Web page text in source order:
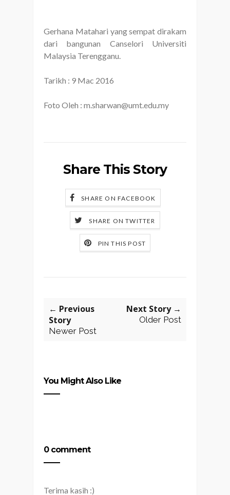
Gerhana Matahari yang sempat dirakam
dari bangunan Canselori Universiti
Malaysia Terengganu.
Tarikh : 9 Mac 2016
Foto Oleh : m.sharwan@umt.edu.my
Share This Story
SHARE ON FACEBOOK
SHARE ON TWITTER
PIN THIS POST
← Previous
Story
Newer Post
Next Story →
Older Post
You Might Also Like
0 comment
Terima kasih :)